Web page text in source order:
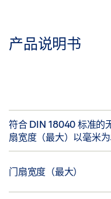
产品说明书
符合 DIN 18040 标准的
扇宽度（最大）以毫米
门扇宽度（最大）